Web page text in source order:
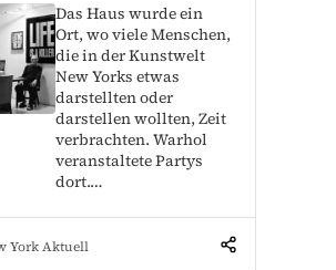
Das Haus wurde ein
Ort, wo viele Menschen,
die in der Kunstwelt
New Yorks etwas
darstellten oder
darstellen wollten, Zeit
verbrachten. Warhol
veranstaltete Partys
dort.…
York Aktuell